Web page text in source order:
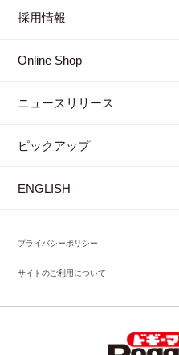
採用情報
Online Shop
ニュースリリース
ピックアップ
ENGLISH
プライバシーポリシー
サイトのご利用について